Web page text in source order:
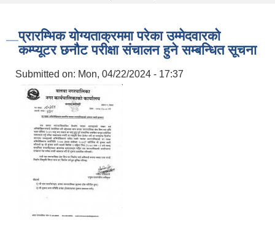
प्रारम्भिक योग्यताक्रममा परेका उम्मेदवारको
कम्प्यूटर छनौट परीक्षा संचालन हुने सम्बन्धित सूचना
Submitted on: Mon, 04/22/2024 - 17:37